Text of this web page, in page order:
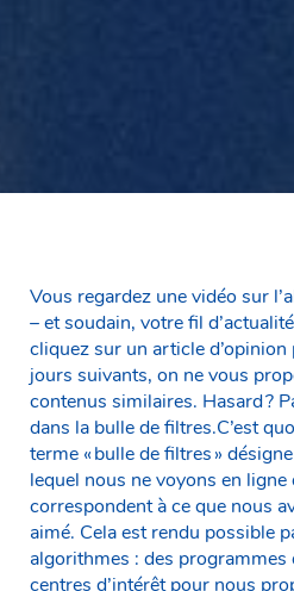
Vous regardez une vidéo sur
– et soudain, votre fil
cliquez sur un article
jours suivants, on ne vous
contenus similaires. Hasard ?
dans la bulle de filtres.C’est
terme « bulle de filtres »
lequel nous ne voyons en
correspondent à ce que nous
aimé. Cela est rendu possible
algorithmes : des programmes
centres d’intérêt pour nous